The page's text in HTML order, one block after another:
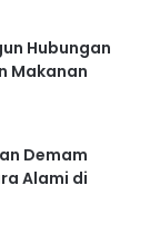
Hubungan
Makanan
Demam
Alami di